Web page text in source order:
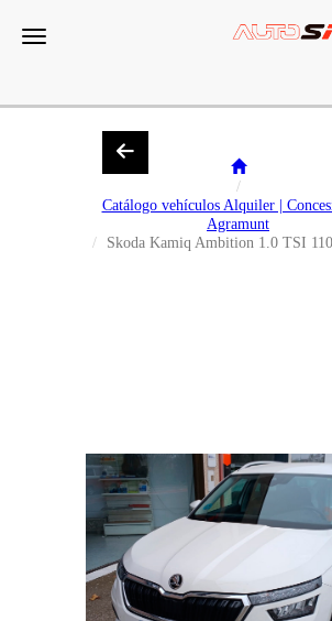
Toggle navigation
Catálogo vehículos Alquiler |
Agramunt
Skoda Kamiq Ambition 1.0 TSI